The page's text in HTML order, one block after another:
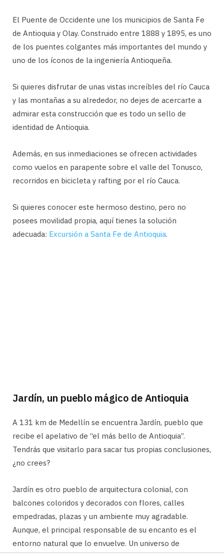
El Puente de Occidente une los municipios de Santa Fe
de Antioquia y Olay. Construido entre 1888 y 1895, es uno
de los puentes colgantes más importantes del mundo y
uno de los íconos de la ingeniería Antioqueña.
Si quieres disfrutar de unas vistas increíbles del río Cauca
y las montañas a su alrededor, no dejes de acercarte a
admirar esta construcción que es todo un sello de
identidad de Antioquia.
Además, en sus inmediaciones se ofrecen actividades
como vuelos en parapente sobre el valle del Tonusco,
recorridos en bicicleta y rafting por el río Cauca.
Si quieres conocer este hermoso destino, pero no
posees movilidad propia, aquí tienes la solución
adecuada: Excursión a Santa Fe de Antioquia.
Jardín, un pueblo mágico de Antioquia
A 131 km de Medellín se encuentra Jardín, pueblo que
recibe el apelativo de “el más bello de Antioquia”.
Tendrás que visitarlo para sacar tus propias conclusiones,
¿no crees?
Jardín es otro pueblo de arquitectura colonial, con
balcones coloridos y decorados con flores, calles
empedradas, plazas y un ambiente muy agradable.
Aunque, el principal responsable de su encanto es el
entorno natural que lo envuelve. Un universo de